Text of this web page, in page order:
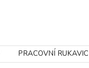
PRACOVNÍ